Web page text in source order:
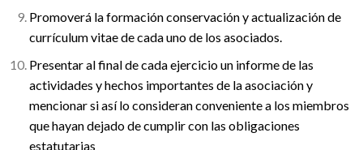
Promoverá la formación conservación y actualización de
currículum vitae de cada uno de los asociados.
Presentar al final de cada ejercicio un informe de las
actividades y hechos importantes de la asociación y
mencionar si así lo consideran conveniente a los miembros
que hayan dejado de cumplir con las obligaciones
estatutarias